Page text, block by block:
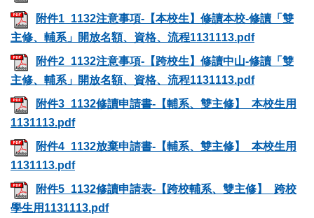
附件1_1132注意事項-【本校生】修讀本校-修讀「雙
主修、輔系」開放名額、資格、流程1131113.pdf
附件2_1132注意事項-【跨校生】修讀中山-修讀「雙
主修、輔系」開放名額、資格、流程1131113.pdf
附件3_1132修讀申請書-【輔系、雙主修】_本校生用
1131113.pdf
附件4_1132放棄申請書-【輔系、雙主修】_本校生用
1131113.pdf
附件5_1132修讀申請表-【跨校輔系、雙主修】_跨校
學生用1131113.pdf